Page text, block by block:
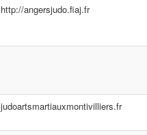
http://angersjudo.fiaj.fr
judoartsmartiauxmontivilliers.fr